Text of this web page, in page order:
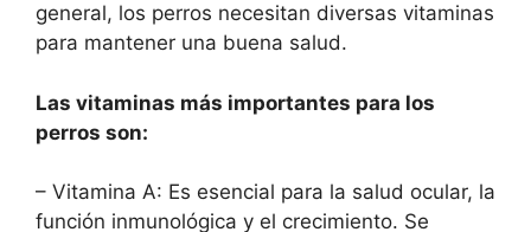
general, los perros necesitan diversas vitaminas
para mantener una buena salud.
Las vitaminas más importantes para los
perros son:
– Vitamina A: Es esencial para la salud ocular, la
función inmunológica y el crecimiento. Se